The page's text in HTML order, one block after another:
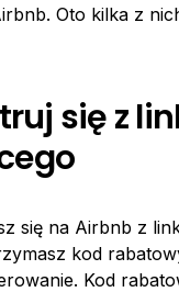
Oto kilka z
się z
się na Airbnb z
kod
Kod